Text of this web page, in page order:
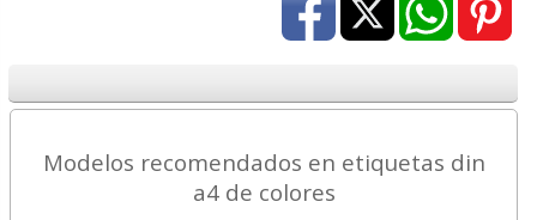
Modelos recomendados en etiquetas din
a4 de colores